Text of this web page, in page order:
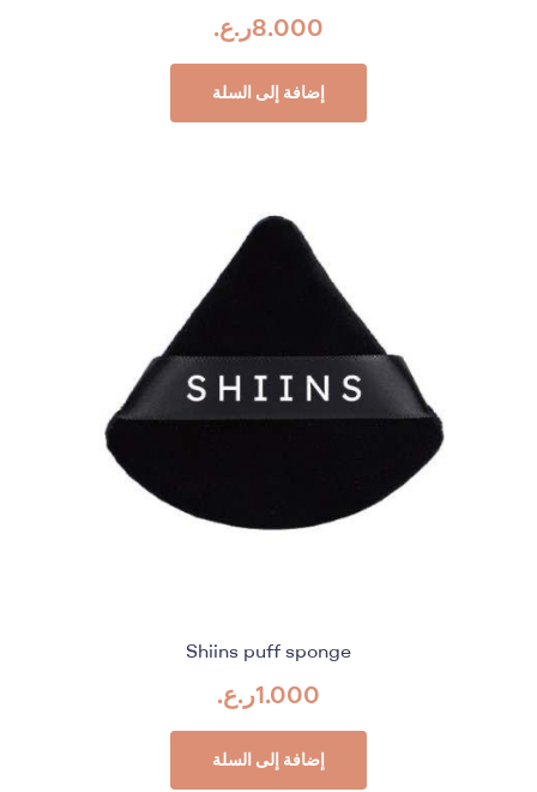
8.000ر.ع.
إضافة إلى السلة
Shiins puff sponge
1.000ر.ع.
إضافة إلى السلة